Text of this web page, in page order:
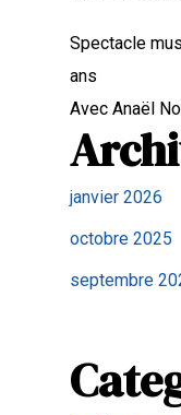
Spectacle
ans
Avec Anaël
janvier 2026
octobre 2025
septembre